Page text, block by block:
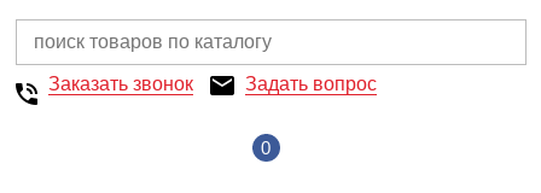
Заказать звонок Задать вопрос
0